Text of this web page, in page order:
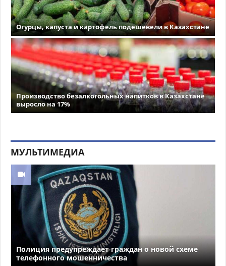
Огурцы, капуста и картофель подешевели в Казахстане
Производство безалкогольных напитков в Казахстане
выросло на 17%
МУЛЬТИМЕДИА
Полиция предупреждает граждан о новой схеме
телефонного мошенничества